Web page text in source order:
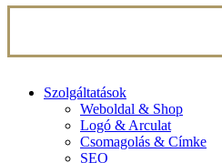
Close
Szolgáltatások
Weboldal & Shop
Logó & Arculat
Csomagolás & Címke
SEO